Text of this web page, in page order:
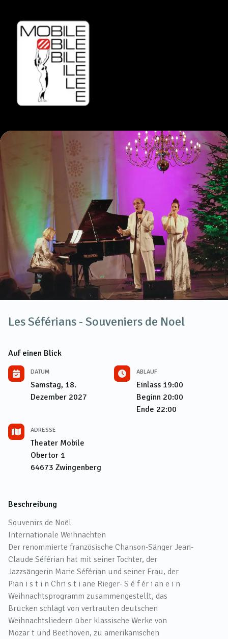
Les Séférians - Souveniers de Noel
Auf einen Blick
DATUM
Samstag, 18.
Dezember 2027
ABLAUF
Einlass 19:00
Beginn 20:00
Ende 22:00
ADRESSE
Theater Mobile
Obertor 1
64673 Zwingenberg
Beschreibung
Souvenirs de Noël
Internationale Weihnachten
Der renommierte französische Chanson-Sänger Jean-
Claude Séférian hat mit seiner Tochter, der
Jazzsängerin Marie Séférian und seiner Frau, der
Pian i s t i n Chri s t i ane Rieger- S é f ér i an e i n
Weihnachtsprogramm zusammengestellt, das
Brücken schlägt von vertrauten deutschen
Weihnachtsliedern über klassische Werke von
Mozar t und Beethoven, zu amerikanischen